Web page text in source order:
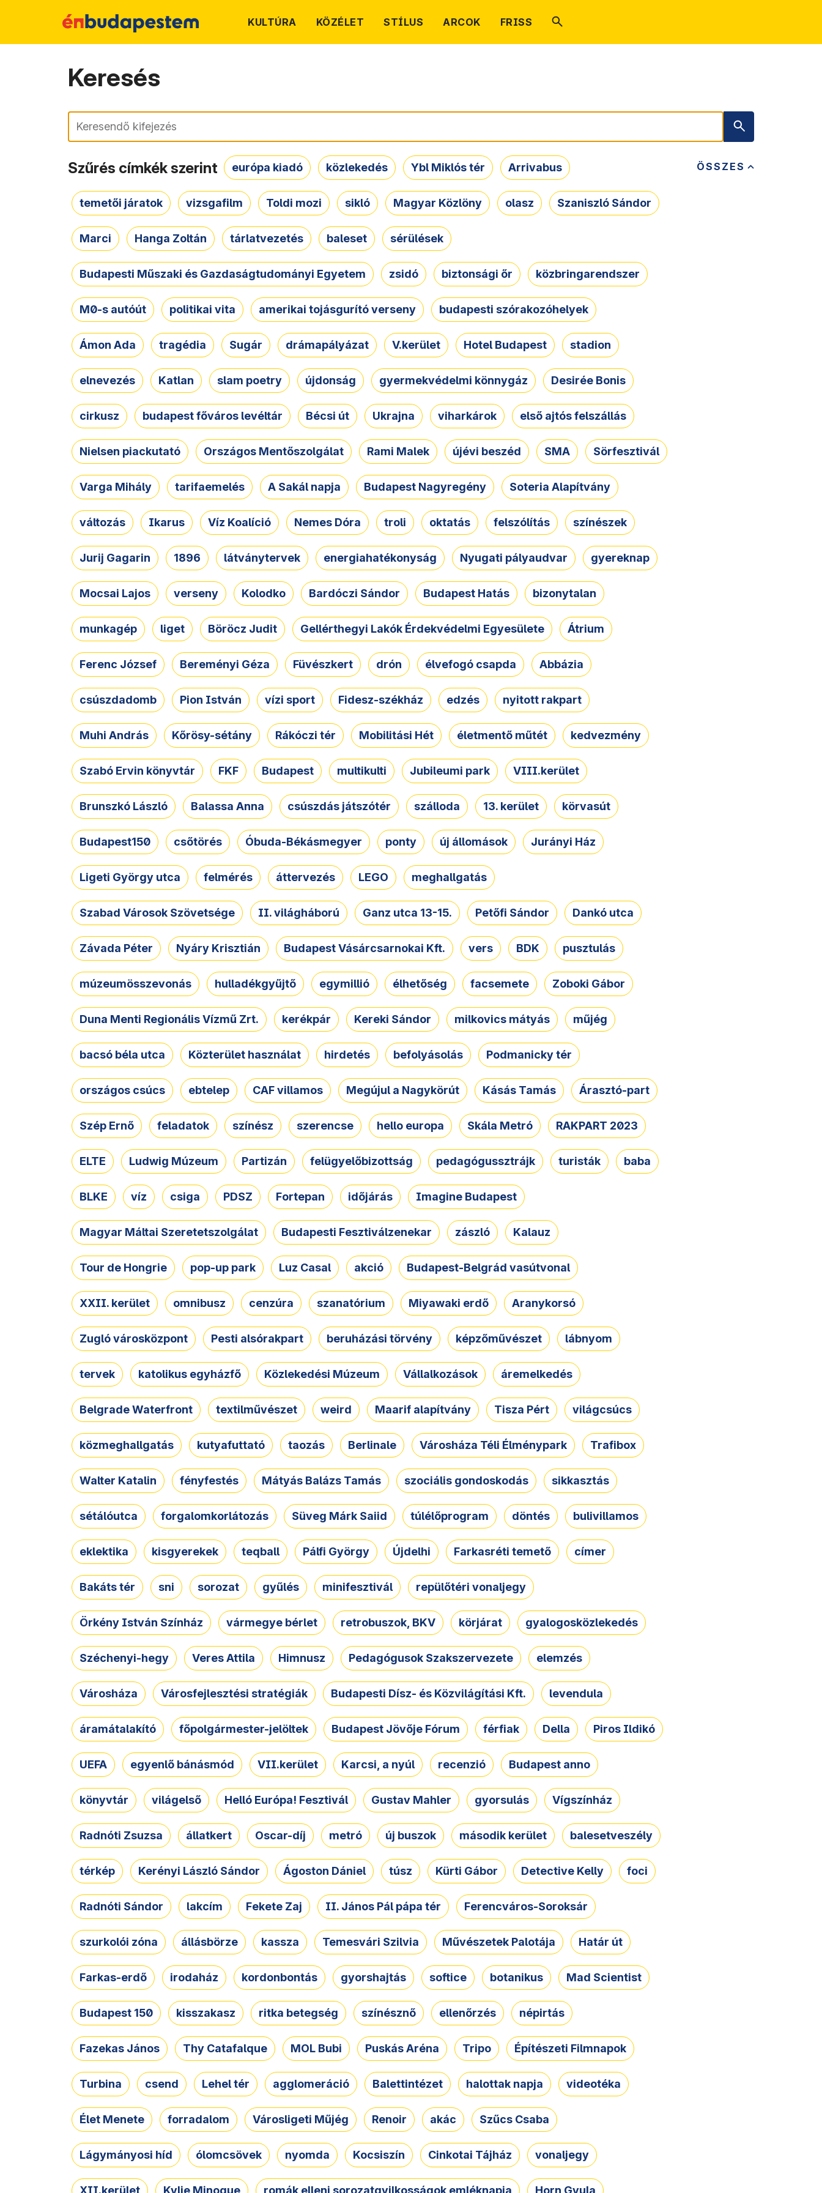
KULTÚRA KÖZÉLET STÍLUS ARCOK FRISS
Keresés
Keresés
ÖSSZES
Szűrés címkék szerint európa kiadó közlekedés Ybl Miklós tér Arrivabus
temetői járatok vizsgafilm Toldi mozi sikló Magyar Közlöny olasz Szaniszló Sándor
Marci Hanga Zoltán tárlatvezetés baleset sérülések
Budapesti Műszaki és Gazdaságtudományi Egyetem zsidó biztonsági őr közbringarendszer
M0-s autóút politikai vita amerikai tojásgurító verseny budapesti szórakozóhelyek
Ámon Ada tragédia Sugár drámapályázat V.kerület Hotel Budapest stadion
elnevezés Katlan slam poetry újdonság gyermekvédelmi könnygáz Desirée Bonis
cirkusz budapest főváros levéltár Bécsi út Ukrajna viharkárok első ajtós felszállás
Nielsen piackutató Országos Mentőszolgálat Rami Malek újévi beszéd SMA Sörfesztivál
Varga Mihály tarifaemelés A Sakál napja Budapest Nagyregény Soteria Alapítvány
változás Ikarus Víz Koalíció Nemes Dóra troli oktatás felszólítás színészek
Jurij Gagarin 1896 látványtervek energiahatékonyság Nyugati pályaudvar gyereknap
Mocsai Lajos verseny Kolodko Bardóczi Sándor Budapest Hatás bizonytalan
munkagép liget Böröcz Judit Gellérthegyi Lakók Érdekvédelmi Egyesülete Átrium
Ferenc József Bereményi Géza Füvészkert drón élvefogó csapda Abbázia
csúszdadomb Pion István vízi sport Fidesz-székház edzés nyitott rakpart
Muhi András Kőrösy-sétány Rákóczi tér Mobilitási Hét életmentő műtét kedvezmény
Szabó Ervin könyvtár FKF Budapest multikulti Jubileumi park VIII.kerület
Brunszkó László Balassa Anna csúszdás játszótér szálloda 13. kerület körvasút
Budapest150 csőtörés Óbuda-Békásmegyer ponty új állomások Jurányi Ház
Ligeti György utca felmérés áttervezés LEGO meghallgatás
Szabad Városok Szövetsége II. világháború Ganz utca 13-15. Petőfi Sándor Dankó utca
Závada Péter Nyáry Krisztián Budapest Vásárcsarnokai Kft. vers BDK pusztulás
múzeumösszevonás hulladékgyűjtő egymillió élhetőség facsemete Zoboki Gábor
Duna Menti Regionális Vízmű Zrt. kerékpár Kereki Sándor milkovics mátyás műjég
bacsó béla utca Közterület használat hirdetés befolyásolás Podmanicky tér
országos csúcs ebtelep CAF villamos Megújul a Nagykörút Kásás Tamás Árasztó-part
Szép Ernő feladatok színész szerencse hello europa Skála Metró RAKPART 2023
ELTE Ludwig Múzeum Partizán felügyelőbizottság pedagógussztrájk turisták baba
BLKE víz csiga PDSZ Fortepan időjárás Imagine Budapest
Magyar Máltai Szeretetszolgálat Budapesti Fesztiválzenekar zászló Kalauz
Tour de Hongrie pop-up park Luz Casal akció Budapest-Belgrád vasútvonal
XXII. kerület omnibusz cenzúra szanatórium Miyawaki erdő Aranykorsó
Zugló városközpont Pesti alsórakpart beruházási törvény képzőművészet lábnyom
tervek katolikus egyházfő Közlekedési Múzeum Vállalkozások áremelkedés
Belgrade Waterfront textilművészet weird Maarif alapítvány Tisza Pért világcsúcs
közmeghallgatás kutyafuttató taozás Berlinale Városháza Téli Élménypark Trafibox
Walter Katalin fényfestés Mátyás Balázs Tamás szociális gondoskodás sikkasztás
sétálóutca forgalomkorlátozás Süveg Márk Saiid túlélőprogram döntés bulivillamos
eklektika kisgyerekek teqball Pálfi György Újdelhi Farkasréti temető címer
Bakáts tér sni sorozat gyűlés minifesztivál repülőtéri vonaljegy
Örkény István Színház vármegye bérlet retrobuszok, BKV körjárat gyalogosközlekedés
Széchenyi-hegy Veres Attila Himnusz Pedagógusok Szakszervezete elemzés
Városháza Városfejlesztési stratégiák Budapesti Dísz- és Közvilágítási Kft. levendula
áramátalakító főpolgármester-jelöltek Budapest Jövője Fórum férfiak Della Piros Ildikó
UEFA egyenlő bánásmód VII.kerület Karcsi, a nyúl recenzió Budapest anno
könyvtár világelső Helló Európa! Fesztivál Gustav Mahler gyorsulás Vígszínház
Radnóti Zsuzsa állatkert Oscar-díj metró új buszok második kerület balesetveszély
térkép Kerényi László Sándor Ágoston Dániel túsz Kürti Gábor Detective Kelly foci
Radnóti Sándor lakcím Fekete Zaj II. János Pál pápa tér Ferencváros-Soroksár
szurkolói zóna állásbörze kassza Temesvári Szilvia Művészetek Palotája Határ út
Farkas-erdő irodaház kordonbontás gyorshajtás softice botanikus Mad Scientist
Budapest 150 kisszakasz ritka betegség színésznő ellenőrzés népirtás
Fazekas János Thy Catafalque MOL Bubi Puskás Aréna Tripo Építészeti Filmnapok
Turbina csend Lehel tér agglomeráció Balettintézet halottak napja videotéka
Élet Menete forradalom Városligeti Műjég Renoir akác Szűcs Csaba
Lágymányosi híd ólomcsövek nyomda Kocsiszín Cinkotai Tájház vonaljegy
XII.kerület Kylie Minogue romák elleni sorozatgyilkosságok emléknapja Horn Gyula